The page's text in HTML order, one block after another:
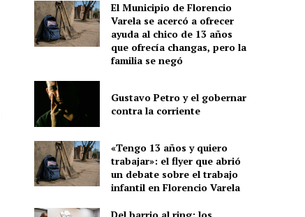
El Municipio de Florencio
Varela se acercó a ofrecer
ayuda al chico de 13 años
que ofrecía changas, pero la
familia se negó
Gustavo Petro y el gobernar
contra la corriente
«Tengo 13 años y quiero
trabajar»: el flyer que abrió
un debate sobre el trabajo
infantil en Florencio Varela
Del barrio al ring: los